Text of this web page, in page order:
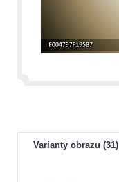
Varianty obrazu (31)